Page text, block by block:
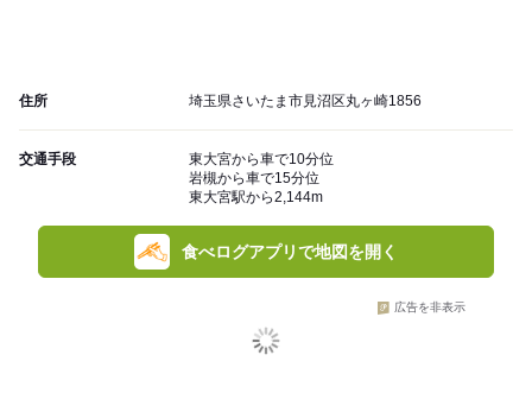
住所 埼玉県さいたま市見沼区丸ヶ崎1856
交通手段
東大宮から車で10分位
岩槻から車で15分位
東大宮駅から2,144m
食べログアプリで地図を開く
広告を非表示